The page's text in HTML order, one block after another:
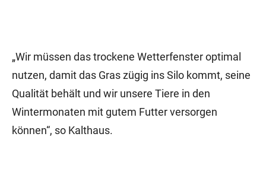
„Wir müssen das trockene Wetterfenster optimal
nutzen, damit das Gras zügig ins Silo kommt, seine
Qualität behält und wir unsere Tiere in den
Wintermonaten mit gutem Futter versorgen
können“, so Kalthaus.